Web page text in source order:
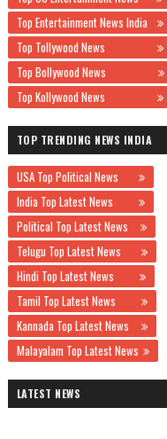
Top Entertainment News India
Top Tollywood News
Top Bollywood News
Top Kollywood News
TOP TRENDING NEWS INDIA
USA Top Political News
India Top Latest News
Political Top Latest News
Telugu Top Latest News
Hindi Top Latest News
Tamil Top Latest News
Kannada Top Latest News
Malayalam Top Latest News
LATEST NEWS